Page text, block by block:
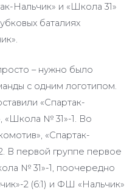
Нальчик» и «Школа 31»
баталиях
– нужно было
с одним логотипом.
«Спартак-
«Школа № 31»-1. Во
«Спартак-
В первой группе первое
№ 31»-1, поочередно
2 (6:1) и ФШ «Нальчик»